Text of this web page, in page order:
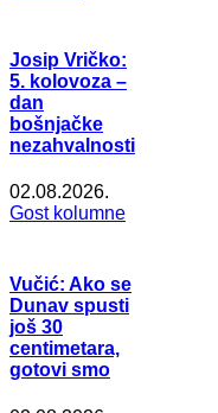
Josip Vričko:
5. kolovoza –
dan
bošnjačke
nezahvalnosti
02.08.2026.
Gost kolumne
Vučić: Ako se
Dunav spusti
još 30
centimetara,
gotovi smo